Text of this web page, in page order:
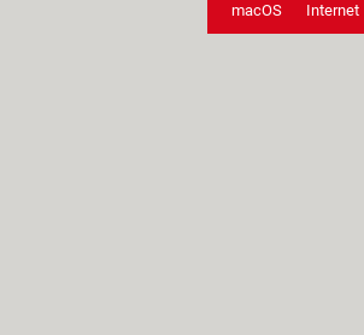
macOS Internet